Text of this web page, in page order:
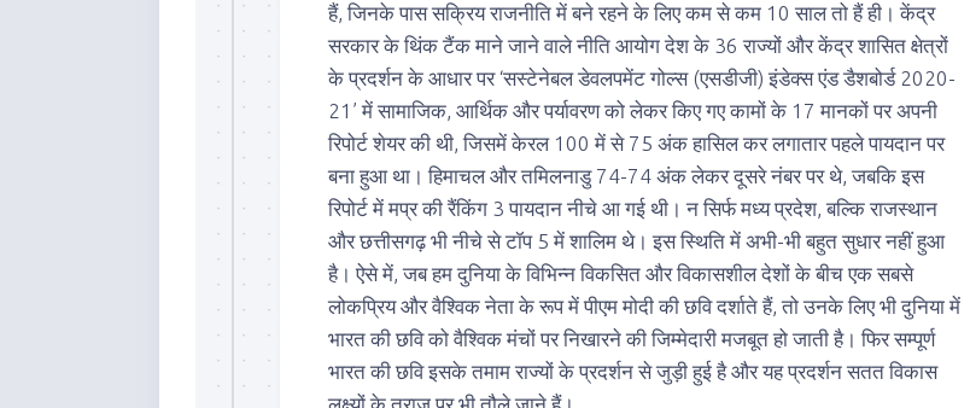
हैं, जिनके पास सक्रिय राजनीति में बने रहने के लिए कम से कम 10 साल तो हैं ही। केंद्र
सरकार के थिंक टैंक माने जाने वाले नीति आयोग देश के 36 राज्यों और केंद्र शासित क्षेत्रों
के प्रदर्शन के आधार पर ‘सस्टेनेबल डेवलपमेंट गोल्स (एसडीजी) इंडेक्स एंड डैशबोर्ड 2020-
21’ में सामाजिक, आर्थिक और पर्यावरण को लेकर किए गए कामों के 17 मानकों पर अपनी
रिपोर्ट शेयर की थी, जिसमें केरल 100 में से 75 अंक हासिल कर लगातार पहले पायदान पर
बना हुआ था। हिमाचल और तमिलनाडु 74-74 अंक लेकर दूसरे नंबर पर थे, जबकि इस
रिपोर्ट में मप्र की रैंकिंग 3 पायदान नीचे आ गई थी। न सिर्फ मध्य प्रदेश, बल्कि राजस्थान
और छत्तीसगढ़ भी नीचे से टॉप 5 में शालिम थे। इस स्थिति में अभी-भी बहुत सुधार नहीं हुआ
है। ऐसे में, जब हम दुनिया के विभिन्न विकसित और विकासशील देशों के बीच एक सबसे
लोकप्रिय और वैश्विक नेता के रूप में पीएम मोदी की छवि दर्शाते हैं, तो उनके लिए भी दुनिया में
भारत की छवि को वैश्विक मंचों पर निखारने की जिम्मेदारी मजबूत हो जाती है। फिर सम्पूर्ण
भारत की छवि इसके तमाम राज्यों के प्रदर्शन से जुड़ी हुई है और यह प्रदर्शन सतत विकास